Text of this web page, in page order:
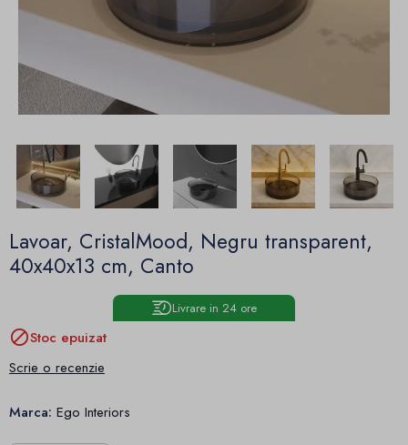
Lavoar, CristalMood, Negru transparent,
40x40x13 cm, Canto
Livrare in 24 ore
Stoc epuizat
Scrie o recenzie
Marca: Ego Interiors